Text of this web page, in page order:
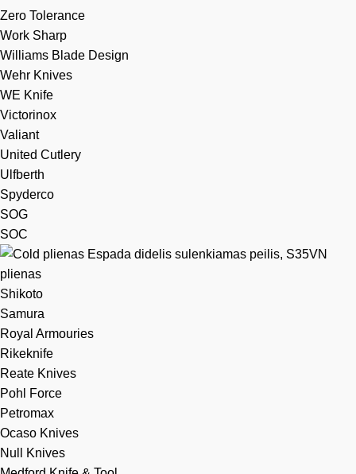
Zero Tolerance
Work Sharp
Williams Blade Design
Wehr Knives
WE Knife
Victorinox
Valiant
United Cutlery
Ulfberth
Spyderco
SOG
SOC
Shikoto
Samura
Royal Armouries
Rikeknife
Reate Knives
Pohl Force
Petromax
Ocaso Knives
Null Knives